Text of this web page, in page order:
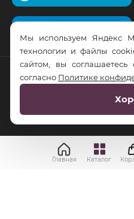
© RusTrus. 2011-2026. Все
RS
Главная Каталог
Мы используем Яндекс
технологии и файлы
сайтом, вы
согласно Политике